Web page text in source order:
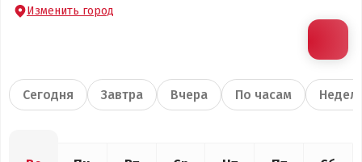
Изменить город
Сегодня Завтра Вчера По часам